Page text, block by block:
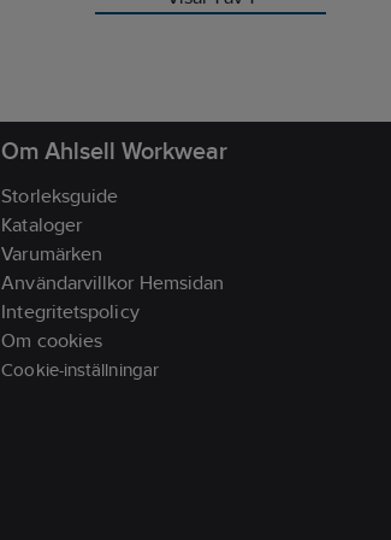
Om Ahlsell Workwear
Storleksguide
Kataloger
Varumärken
Användarvillkor Hemsidan
Integritetspolicy
Om cookies
Cookie-inställningar